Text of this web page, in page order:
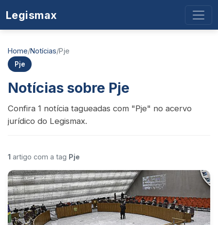
Legismax
Home/Notícias/Pje
Pje
Notícias sobre Pje
Confira 1 notícia tagueadas com "Pje" no acervo
jurídico do Legismax.
1 artigo com a tag Pje